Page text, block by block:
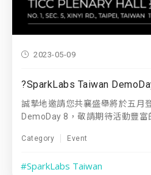
2023-05-09
誠摯地邀請您共襄盛舉將於五月
DemoDay 8，敬請期待活動豐富
Category Event
#SparkLabs Taiwan